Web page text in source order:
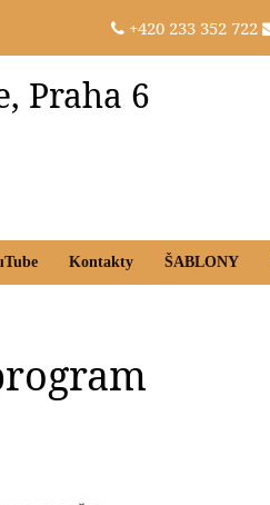
+420 233 352 722
Praha 6
Kontakty ŠABLONY